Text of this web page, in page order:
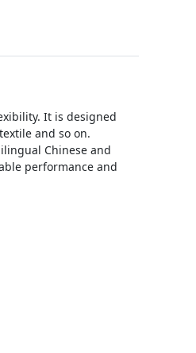
It is designed
and so on.
Chinese and
performance and